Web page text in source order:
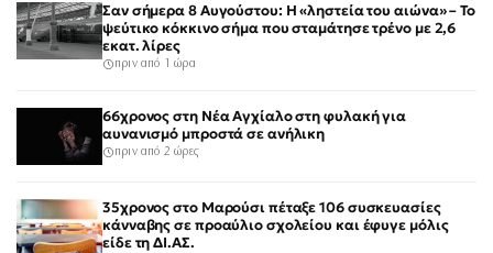
Σαν σήμερα 8 Αυγούστου: Η «ληστεία του αιώνα» – Το
ψεύτικο κόκκινο σήμα που σταμάτησε τρένο με 2,6
εκατ. λίρες
πριν από 1 ώρα
66χρονος στη Νέα Αγχίαλο στη φυλακή για
αυνανισμό μπροστά σε ανήλικη
πριν από 2 ώρες
35χρονος στο Μαρούσι πέταξε 106 συσκευασίες
κάνναβης σε προαύλιο σχολείου και έφυγε μόλις
είδε τη ΔΙ.ΑΣ.